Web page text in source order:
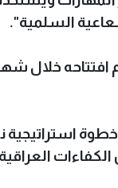
السلمية".
خلال
استراتيجية